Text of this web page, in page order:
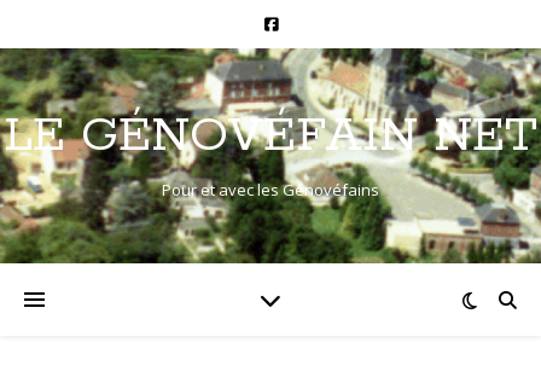
LE GÉNOVÉFAIN NET
Pour et avec les Génovéfains